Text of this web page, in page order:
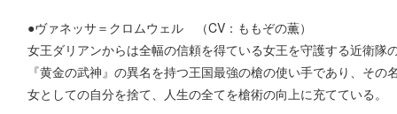
●ヴァネッサ＝クロムウェル （CV：ももぞの薫）
女王ダリアンからは全幅の信頼を得ている女王を守護する近衛隊
『黄金の武神』の異名を持つ王国最強の槍の使い手であり、その
女としての自分を捨て、人生の全てを槍術の向上に充てている。